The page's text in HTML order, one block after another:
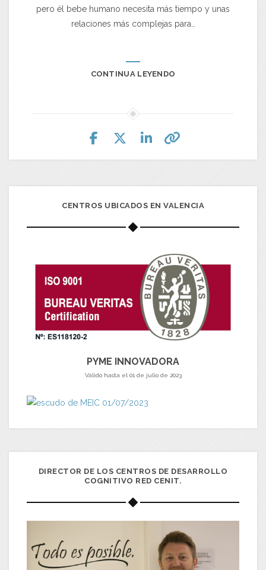
pero él bebe humano necesita más tiempo y unas
relaciones más complejas para…
CONTINUA LEYENDO
CENTROS UBICADOS EN VALENCIA
PYME INNOVADORA
Válido hasta el 01 de julio de 2023
DIRECTOR DE LOS CENTROS DE DESARROLLO
COGNITIVO RED CENIT.